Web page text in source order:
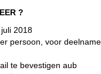
?
2018
persoon, voor deelname
te bevestigen aub